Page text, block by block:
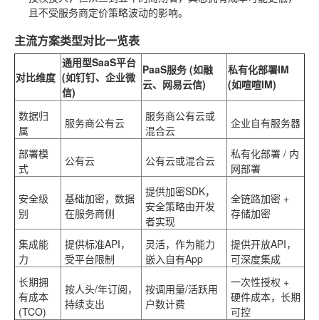
且不受服务商定价策略波动的影响。
主流方案类型对比一览表
对比维度
通用型SaaS平台
(如钉钉、企业微
信)
PaaS服务 (如融
云、网易云信)
私有化部署IM
(如喧喧IM)
数据归
属
服务商公有云
服务商公有云或
混合云
企业自有服务器
部署模
式
公有云 公有云或混合云
私有化部署 / 内
网部署
安全级
别
基础加密，数据
在服务商侧
提供加密SDK，
安全策略由开发
者实现
全链路加密 +
存储加密
集成能
力
提供标准API，
受平台限制
灵活，作为能力
嵌入自有App
提供开放API，
可深度集成
长期拥
有成本
(TCO)
按人头/年订阅，
持续支出
按调用量/活跃用
户数计费
一次性授权 +
硬件成本，长期
可控